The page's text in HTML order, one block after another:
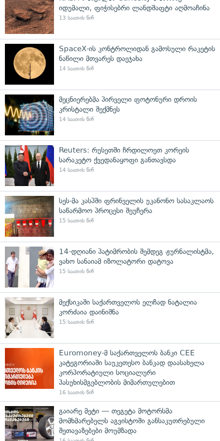
იდუმალი, ფიჭისებრი ლანდშაფტი აღმოაჩინა
13 საათის წინ
SpaceX-ის კონტროლიდან გამოსული რაკეტის
ნაწილი მთვარეს დაეჯახა
14 საათის წინ
მეცნიერებმა პირველი ფოტონური დროის
კრისტალი შექმნეს
14 საათის წინ
Reuters: რუსეთში ჩრდილოეთ კორეის
სარაკეტო ქვედანაყოფი განთავსდა
14 საათის წინ
სეს-მა კასპში ფრინველის უკანონო სასაკლაოს
საწარმოო პროცესი შეუჩერა
15 საათის წინ
14-დღიანი პატიმრობის შემდეგ ჟურნალისტმა,
ვახო სანაიამ იზოლატორი დატოვა
15 საათის წინ
მექსიკაში საქართველოს ელჩად ნატალია
კორძაია დაინიშნა
15 საათის წინ
Euromoney-მ საქართველოს ბანკი CEE
კატეგორიაში საუკეთესო ბანკად დაასახელა
კორპორატიული სოციალური
პასუხისმგებლობის მიმართულებით
16 საათის წინ
გაიარე მეტი — თეგეტა მოტორსმა
მომხმარებელს აგვისტოში განსაკუთრებული
შეთავაზებები მოუმზადა